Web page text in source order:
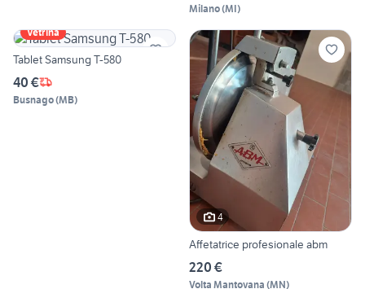
Milano(MI)
Vetrina
Tablet Samsung T-580
40 €
Busnago(MB)
4
Affetatrice profesionale abm
220 €
Volta Mantovana (MN)